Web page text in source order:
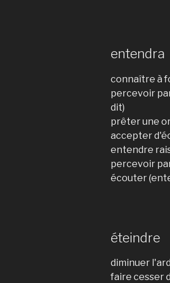
entendra
connaître à
percevoir
dit)
prêter une
accepter
entendre
percevoir
écouter
éteindre
diminuer
faire cesser